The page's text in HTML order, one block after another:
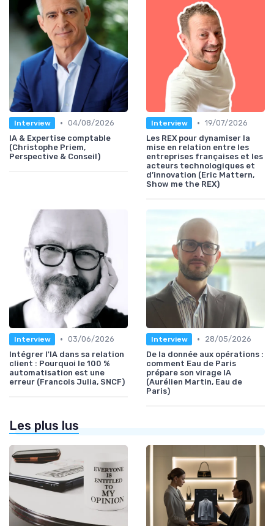
Interview • 04/08/2026
IA & Expertise comptable
(Christophe Priem,
Perspective & Conseil)
Interview • 19/07/2026
Les REX pour dynamiser la
mise en relation entre les
entreprises françaises et les
acteurs technologiques et
d’innovation (Eric Mattern,
Show me the REX)
Interview • 03/06/2026
Intégrer l'IA dans sa relation
client : Pourquoi le 100 %
automatisation est une
erreur (Francois Julia, SNCF)
Interview •
28/05/2026
De la donnée aux opérations :
comment Eau de Paris
prépare son virage IA
(Aurélien Martin, Eau de
Paris)
Les plus lus